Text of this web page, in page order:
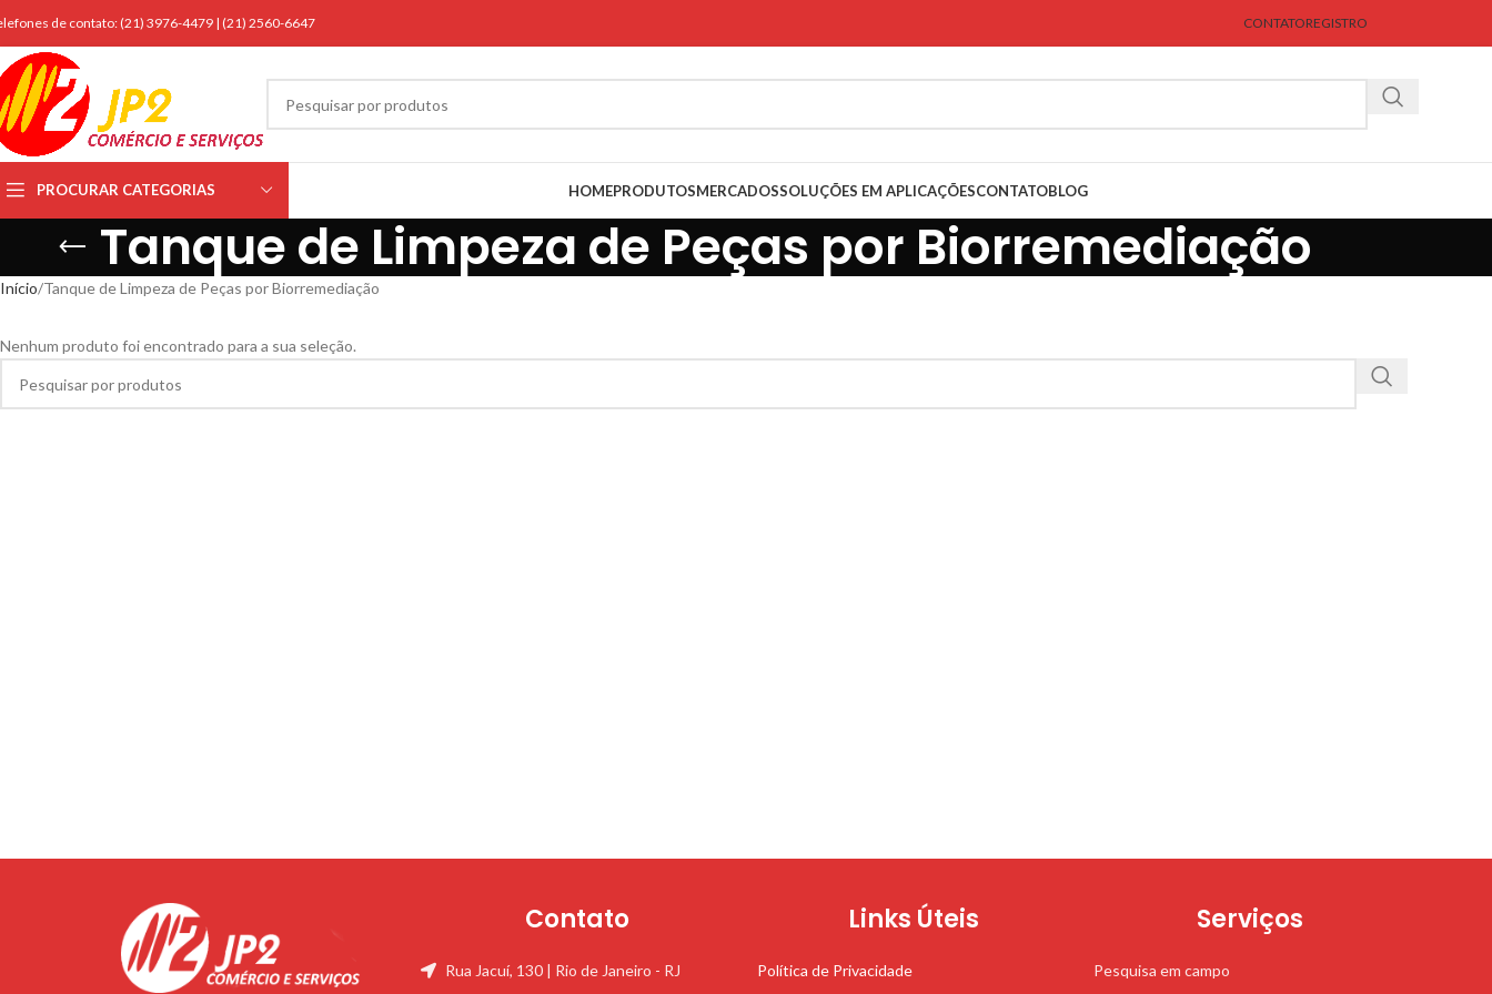
de contato: (21) 3976-4479 | (21) 2560-6647 CONTATOREGISTRO
PROCURAR CATEGORIAS HOMEPRODUTOSMERCADOSSOLUÇÕES EM APLICAÇÕESCONTATOBLOG
Tanque de Limpeza de Peças por Biorremediação
Início Tanque de Limpeza de Peças por Biorremediação
Nenhum produto foi encontrado para a sua seleção.
Contato
Rua Jacuí, 130 | Rio de Janeiro - RJ
Links Úteis
Política de Privacidade
Serviços
Pesquisa em campo